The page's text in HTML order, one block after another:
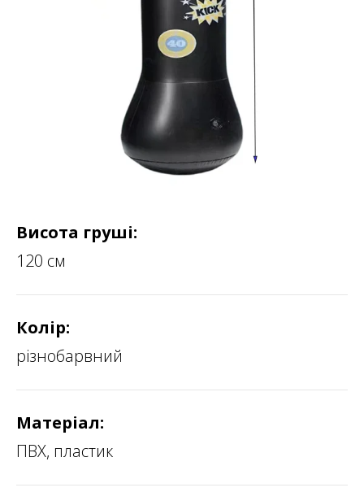
Висота груші:
120 см
Колір:
різнобарвний
Матеріал:
ПВХ, пластик